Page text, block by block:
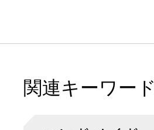
関連キーワード